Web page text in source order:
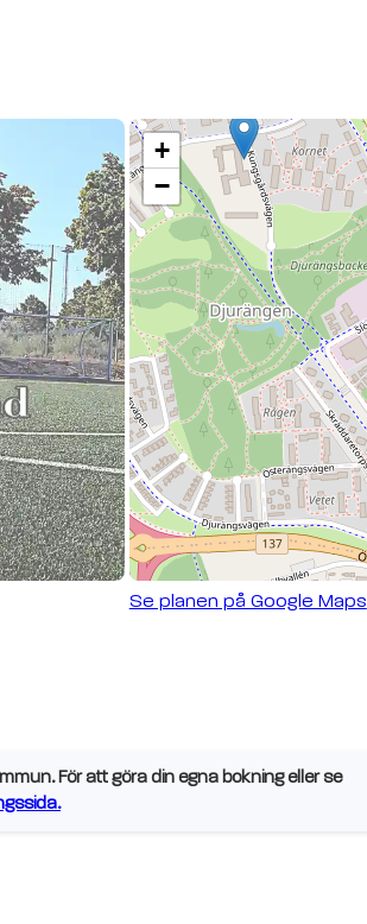
+
−
Se planen på Google Maps
För att göra din egna bokning eller se